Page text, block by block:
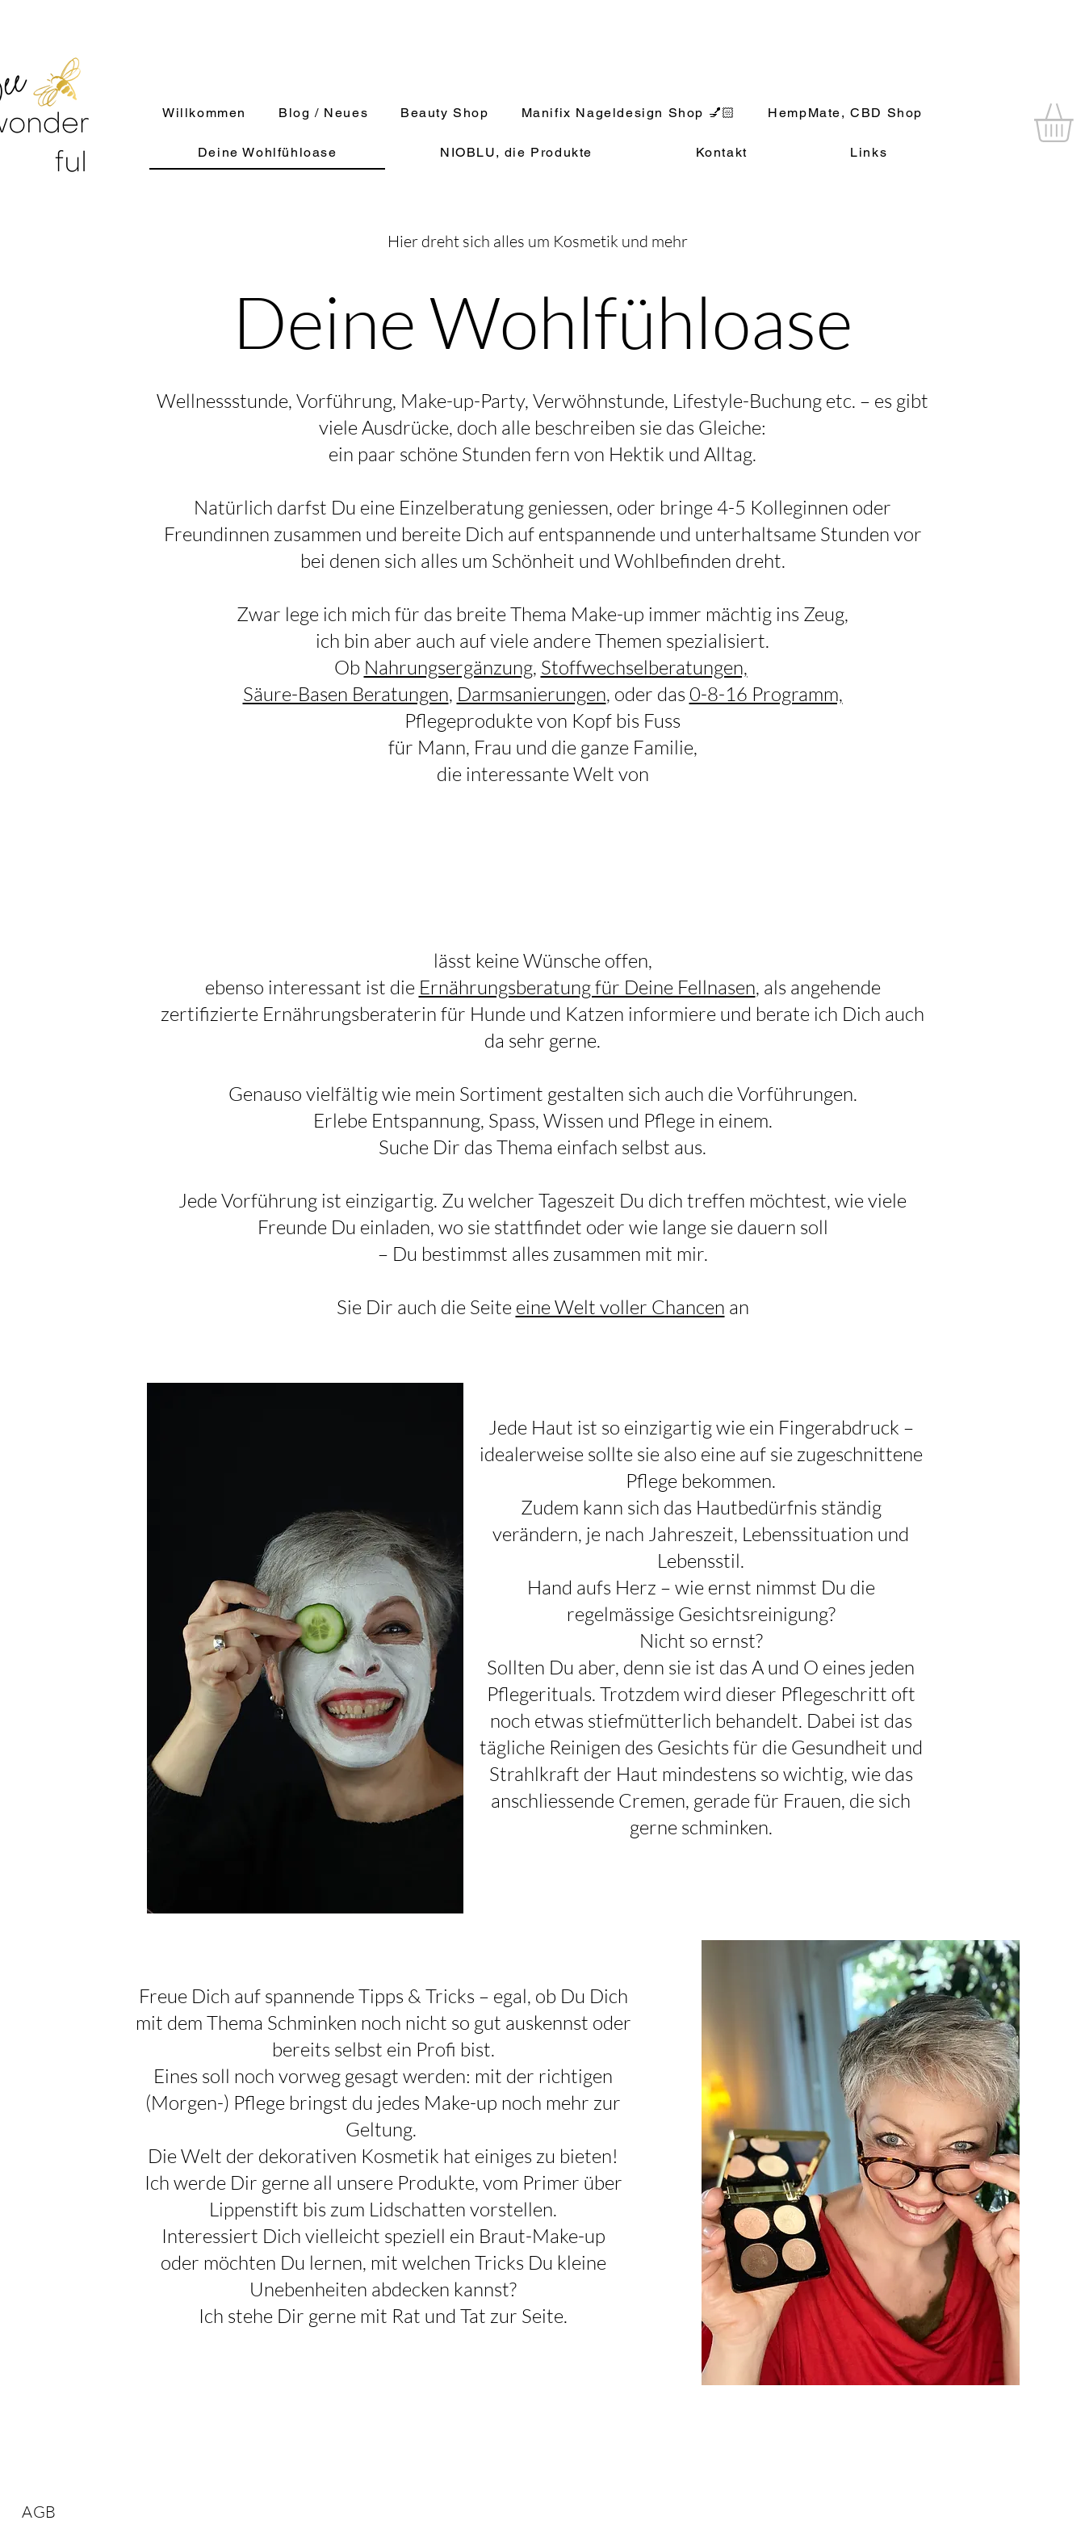
Willkommen Blog / Neues Beauty Shop Manifix Nageldesign Shop 💅🏻 HempMate, CBD Shop
Deine Wohlfühloase NIOBLU, die Produkte Kontakt Links
Hier dreht sich alles um Kosmetik und mehr
Deine Wohlfühloase
Wellnessstunde, Vorführung, Make-up-Party, Verwöhnstunde, Lifestyle-Buchung etc. – es gibt
viele Ausdrücke, doch alle beschreiben sie das Gleiche:
ein paar schöne Stunden fern von Hektik und Alltag.
Natürlich darfst Du eine Einzelberatung geniessen, oder bringe 4-5 Kolleginnen oder
Freundinnen zusammen und bereite Dich auf entspannende und unterhaltsame Stunden vor
bei denen sich alles um Schönheit und Wohlbefinden dreht.
Zwar lege ich mich für das breite Thema Make-up immer mächtig ins Zeug,
ich bin aber auch auf viele andere Themen spezialisiert.
Ob Nahrungsergänzung, Stoffwechselberatungen,
Säure-Basen Beratungen, Darmsanierungen, oder das 0-8-16 Programm,
Pflegeprodukte von Kopf bis Fuss
für Mann, Frau und die ganze Familie,
die interessante Welt von
lässt keine Wünsche offen,
ebenso interessant ist die Ernährungsberatung für Deine Fellnasen, als angehende
zertifizierte Ernährungsberaterin für Hunde und Katzen informiere und berate ich Dich auch
da sehr gerne.
Genauso vielfältig wie mein Sortiment gestalten sich auch die Vorführungen.
Erlebe Entspannung, Spass, Wissen und Pflege in einem.
Suche Dir das Thema einfach selbst aus.
Jede Vorführung ist einzigartig. Zu welcher Tageszeit Du dich treffen möchtest, wie viele
Freunde Du einladen, wo sie stattfindet oder wie lange sie dauern soll
– Du bestimmst alles zusammen mit mir.
Sie Dir auch die Seite eine Welt voller Chancen an
Jede Haut ist so einzigartig wie ein Fingerabdruck –
idealerweise sollte sie also eine auf sie zugeschnittene
Pflege bekommen.
Zudem kann sich das Hautbedürfnis ständig
verändern, je nach Jahreszeit, Lebenssituation und
Lebensstil.
Hand aufs Herz – wie ernst nimmst Du die
regelmässige Gesichtsreinigung?
Nicht so ernst?
Sollten Du aber, denn sie ist das A und O eines jeden
Pflegerituals. Trotzdem wird dieser Pflegeschritt oft
noch etwas stiefmütterlich behandelt. Dabei ist das
tägliche Reinigen des Gesichts für die Gesundheit und
Strahlkraft der Haut mindestens so wichtig, wie das
anschliessende Cremen, gerade für Frauen, die sich
gerne schminken.
Freue Dich auf spannende Tipps & Tricks – egal, ob Du Dich
mit dem Thema Schminken noch nicht so gut auskennst oder
bereits selbst ein Profi bist.
Eines soll noch vorweg gesagt werden: mit der richtigen
(Morgen-) Pflege bringst du jedes Make-up noch mehr zur
Geltung.
Die Welt der dekorativen Kosmetik hat einiges zu bieten!
Ich werde Dir gerne all unsere Produkte, vom Primer über
Lippenstift bis zum Lidschatten vorstellen.
Interessiert Dich vielleicht speziell ein Braut-Make-up
oder möchten Du lernen, mit welchen Tricks Du kleine
Unebenheiten abdecken kannst?
Ich stehe Dir gerne mit Rat und Tat zur Seite.
AGB